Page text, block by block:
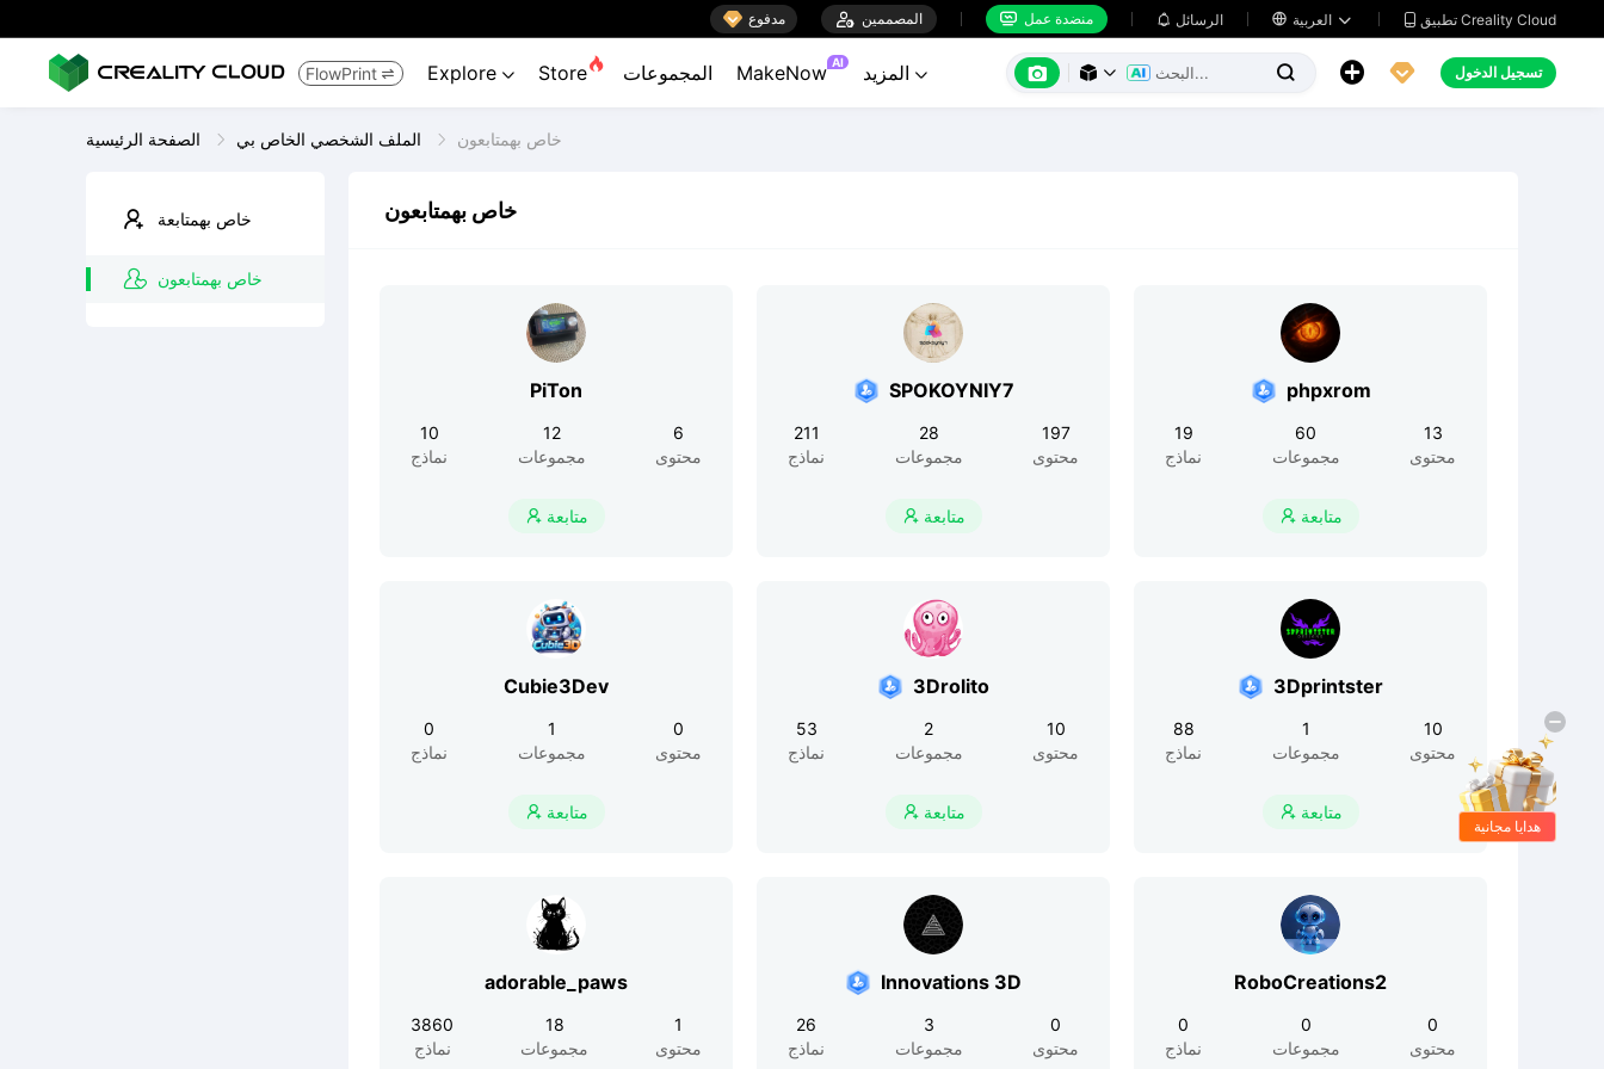
 مدفوع  المصممين  منضدة عمل  الرسائل    تطبيق Creality Cloud
FlowPrint  Explore  Store المجموعات MakeNow AI
       تسجيل الدخول
خاص بهمتابعون
خاص بهمتابعة
خاص بهمتابعون
خاص بهمتابعون
PiTon
10
نماذج
12
مجموعات
6
محتوى
 متابعة
SPOKOYNIY7
211
نماذج
28
مجموعات
197
محتوى
 متابعة
phpxrom
19
نماذج
60
مجموعات
13
محتوى
 متابعة
Cubie3Dev
0
نماذج
1
مجموعات
0
محتوى
 متابعة
3Drolito
53
نماذج
2
مجموعات
10
محتوى
 متابعة
3Dprintster
88
نماذج
1
مجموعات
10
محتوى
 متابعة
adorable_paws
3860
نماذج
18
مجموعات
1
محتوى
Innovations 3D
26
نماذج
3
مجموعات
0
محتوى
RoboCreations2
0
نماذج
0
مجموعات
0
محتوى
هدايا مجانية